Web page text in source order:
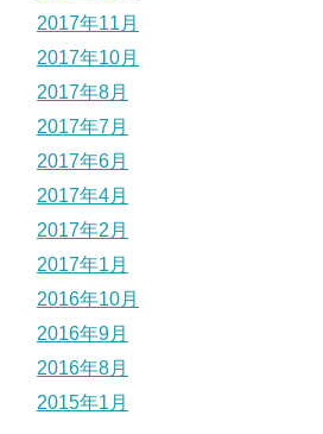
2017年11月
2017年10月
2017年8月
2017年7月
2017年6月
2017年4月
2017年2月
2017年1月
2016年10月
2016年9月
2016年8月
2015年1月